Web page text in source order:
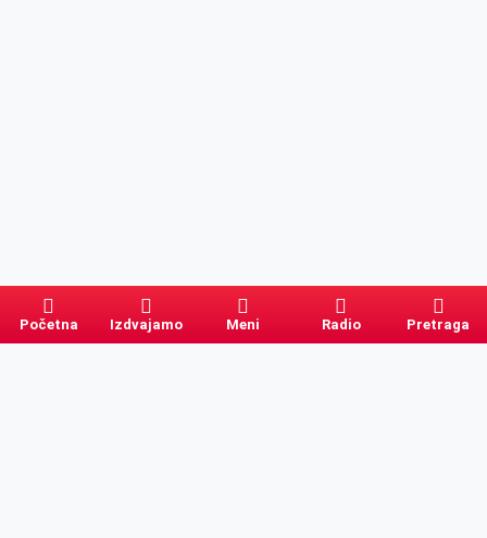
Početna Izdvajamo Meni Radio Pretraga